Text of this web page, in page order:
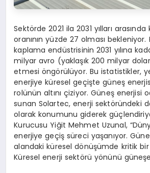
Sektörde 2021 ila 2031 yılları
oranının yüzde 27 olması bekleniyor.
kaplama endüstrisinin 2031 yılına
milyar avro (yaklaşık 200 milyar
etmesi öngörülüyor. Bu istatistikler,
enerjiye küresel geçişte güneş
rolünün altını çiziyor. Güneş enerjisi
sunan Solartec, enerji sektöründeki
olarak konumunu giderek
Kurucusu Yiğit Mehmet Uzunal,
enerjiye geçiş süreci yaşanıyor.
alandaki küresel dönüşümde kritik
Küresel enerji sektörü yönünü